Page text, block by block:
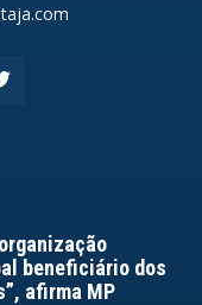
beneficiário dos
afirma MP